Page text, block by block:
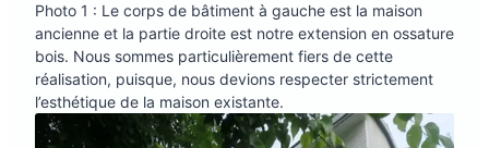
Photo 1 : Le corps de bâtiment à gauche est la maison
ancienne et la partie droite est notre extension en ossature
bois. Nous sommes particulièrement fiers de cette
réalisation, puisque, nous devions respecter strictement
l’esthétique de la maison existante.